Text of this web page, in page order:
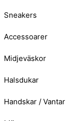
Sneakers
Accessoarer
Midjeväskor
Halsdukar
Handskar / Vantar